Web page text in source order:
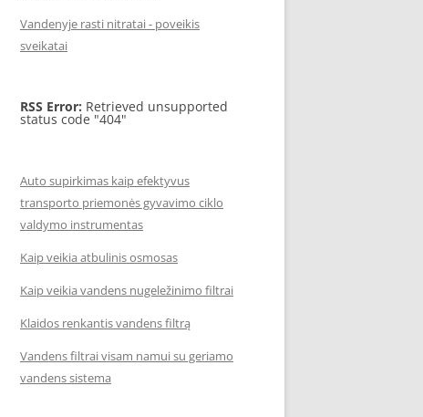
Vandenyje rasti nitratai - poveikis
sveikatai
RSS Error: Retrieved unsupported
status code "404"
Auto supirkimas kaip efektyvus
transporto priemonės gyvavimo ciklo
valdymo instrumentas
Kaip veikia atbulinis osmosas
Kaip veikia vandens nugeležinimo filtrai
Klaidos renkantis vandens filtrą
Vandens filtrai visam namui su geriamo
vandens sistema